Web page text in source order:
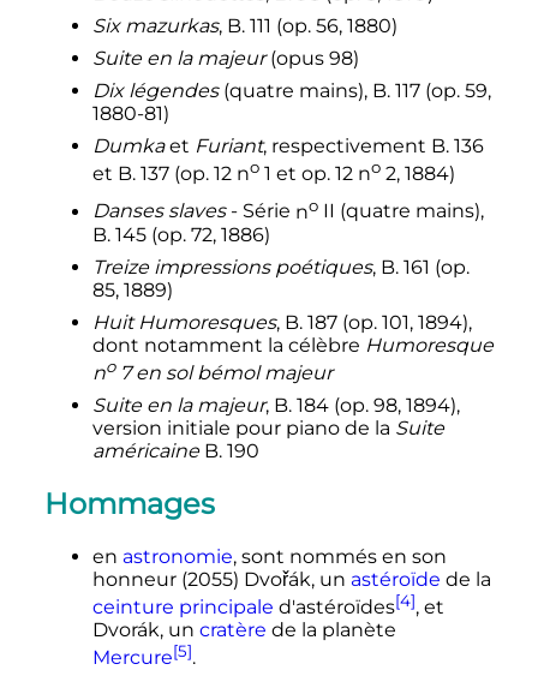
Six mazurkas, B. 111 (op. 56, 1880)
Suite en la majeur(opus 98)
Dix légendes(quatre mains), B. 117 (op. 59,
1880-81)
Dumkaet Furiant, respectivement B. 136
et B. 137 (op. 12 no 1 et op. 12 no 2, 1884)
Danses slaves- Série no II (quatre mains),
B. 145 (op. 72, 1886)
Treize impressions poétiques, B. 161 (op.
85, 1889)
Huit Humoresques, B. 187 (op. 101, 1894),
dont notamment la célèbre Humoresque
no 7en sol bémol majeur
Suite en la majeur, B. 184 (op. 98, 1894),
version initiale pour piano de la Suite
américaineB. 190
Hommages
en astronomie, sont nommés en son
honneur (2055) Dvořák, un astéroïde de la
ceinture principale d'astéroïdes[4], et
Dvorák, un cratère de la planète
Mercure[5].